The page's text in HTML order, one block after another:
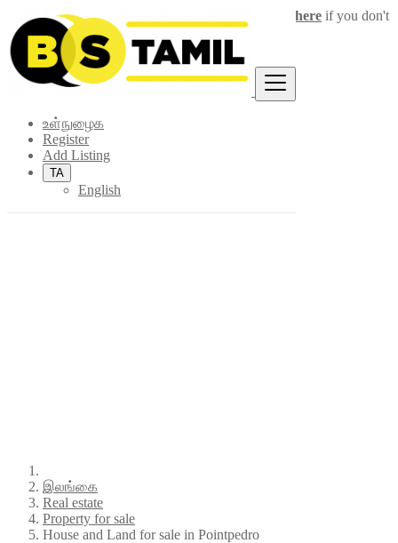
உள்நுழைக
Register
Add Listing
TA
English
Loginfor faster access to the best deals. Click here if you don't
have an account.
இலங்கை
Real estate
Property for sale
House and Land for sale in Pointpedro